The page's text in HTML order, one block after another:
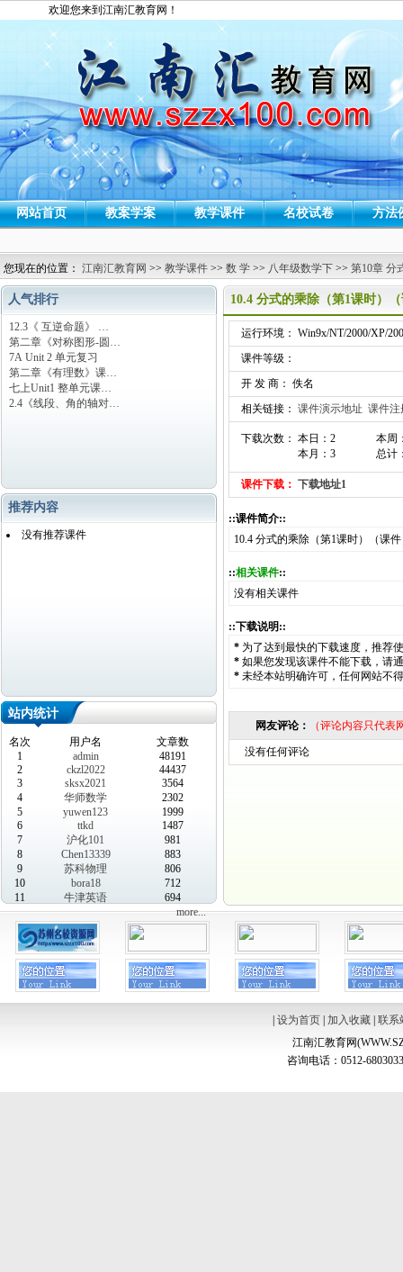
欢迎您来到江南汇教育网！
网站首页 教案学案 教学课件 名校试卷 方法
您现在的位置： 江南汇教育网 >> 教学课件 >> 数 学 >> 八年级数学下 >> 第10章 分
人气排行
12.3《 互逆命题》 …
第二章《对称图形-圆…
7A Unit 2 单元复习
第二章《有理数》课…
七上Unit1 整单元课…
2.4《线段、角的轴对…
推荐内容
没有推荐课件
站内统计
名次 用户名
文章数
1
admin
48191
2
ckzl2022
44437
3
sksx2021
3564
4
华师数学
2302
5
yuwen123
1999
6
ttkd
1487
7
沪化101
981
8
Chen13339
883
9
苏科物理
806
10
bora18
712
11
牛津英语
694
more...
10.4 分式的乘除（第1课时）
运行环境： Win9x/NT/2000/XP/
课件等级：
开 发 商： 佚名
相关链接： 课件演示地址 课件注
下载次数： 本日：2
本月：3
本周
总计
课件下载： 下载地址1
::课件简介::
10.4 分式的乘除（第1课时）（课
::相关课件::
没有相关课件
::下载说明::
* 为了达到最快的下载速度，推荐
* 如果您发现该课件不能下载，请
* 未经本站明确许可，任何网站不
网友评论： （评论内容只代
没有任何评论
设为首页| 加入收藏| 联系
江南汇教育网
咨询电话：0512-